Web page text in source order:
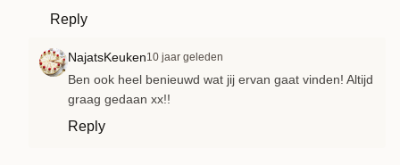
Reply
NajatsKeuken10 jaar geleden
Ben ook heel benieuwd wat jij ervan gaat vinden! Altijd
graag gedaan xx!!
Reply